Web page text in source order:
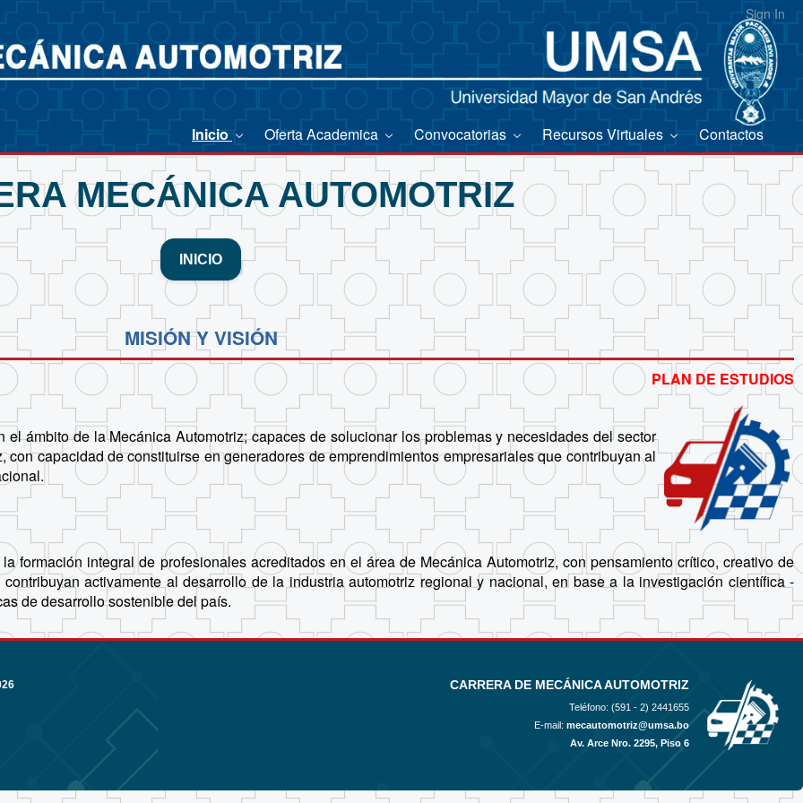
Sign In
Inicio Oferta Academica Convocatorias Recursos Virtuales Contactos
MECÁNICA AUTOMOTRIZ
INICIO
MISIÓN Y VISIÓN
PLAN DE ESTUDIOS
ámbito de la Mecánica Automotriz; capaces de solucionar los problemas y necesidades del sector
capacidad de constituirse en generadores de emprendimientos empresariales que contribuyan al
formación integral de profesionales acreditados en el área de Mecánica Automotriz, con pensamiento crítico, creativo de
activamente al desarrollo de la industria automotriz regional y nacional, en base a la investigación científica -
de desarrollo sostenible del país.
CARRERA DE MECÁNICA AUTOMOTRIZ
Teléfono: (591 - 2) 2441655
E-mail: mecautomotriz@umsa.bo
Av. Arce Nro. 2295, Piso 6